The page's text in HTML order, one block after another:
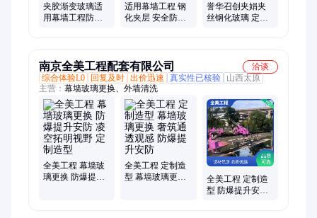
夹胶渐变玻璃适
用幕墙工程防爆
适用幕墙工程 钢
化夹层 安全防爆
誉华召创夹娟夹
丝钢化玻璃 定制
南京全美工程配套有限公司
洽谈
综合体验L0
回复及时 出价迅速 真实性已核验
山西太原
主营： 幕墙玻璃更换、外墙清洗
全美工程 幕墙玻
璃更换 防爆提升
全美工程 定制造
型 幕墙玻璃更换
全美工程 定制造
型 防爆提升安防